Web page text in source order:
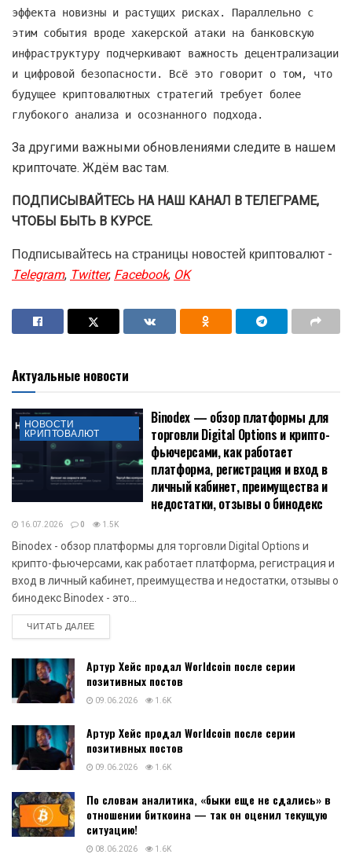
эффекта новизны и растущих рисках. Параллельно с
этим события вроде хакерской атаки на банковскую
инфраструктуру подчеркивают важность децентрализации
и цифровой безопасности. Всё это говорит о том, что
будущее криптовалютных стратегий требует более
глубокого анализа и осознанного подхода.
За другими важными обновлениями следите в нашем
крипточате. Ждём вас там.
ПОДПИСЫВАЙТЕСЬ НА НАШ КАНАЛ В ТЕЛЕГРАМЕ,
ЧТОБЫ БЫТЬ В КУРСЕ.
Подписывайтесь на страницы новостей криптовалют -
Telegram,Twitter,Facebook,OK
Актуальные новости
НОВОСТИ
КРИПТОВАЛЮТ
Binodex — обзор платформы для
торговли Digital Options и крипто-
фьючерсами, как работает
платформа, регистрация и вход в
личный кабинет, преимущества и
недостатки, отзывы о бинодекс
16.07.2026 0 1.5K
Binodex - обзор платформы для торговли Digital Options и
крипто-фьючерсами, как работает платформа, регистрация и
вход в личный кабинет, преимущества и недостатки, отзывы о
бинодекс Binodex - это...
ЧИТАТЬ ДАЛЕЕDETAILS
Артур Хейс продал Worldcoin после серии
позитивных постов
09.06.2026 1.6K
Артур Хейс продал Worldcoin после серии
позитивных постов
09.06.2026 1.6K
По словам аналитика, «быки еще не сдались» в
отношении биткоина — так он оценил текущую
ситуацию!
08.06.2026 1.6K